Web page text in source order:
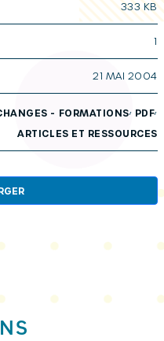
333 KB
1
21 MAI 2004
- FORMATIONS, PDF,
ARTICLES ET RESSOURCES